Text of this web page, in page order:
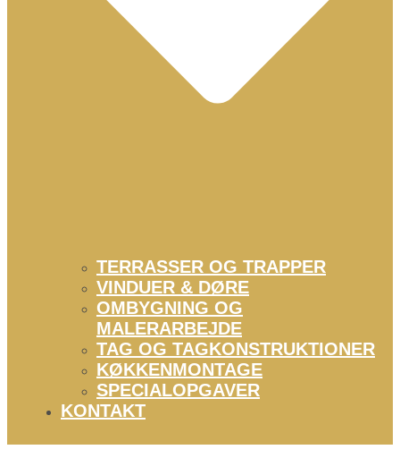
TERRASSER OG TRAPPER
VINDUER & DØRE
OMBYGNING OG
MALERARBEJDE
TAG OG TAGKONSTRUKTIONER
KØKKENMONTAGE
SPECIALOPGAVER
KONTAKT